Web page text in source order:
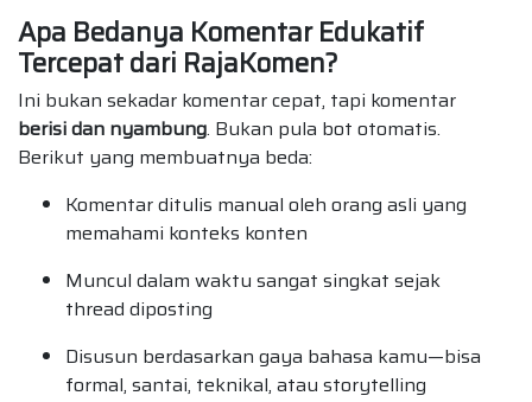
Apa Bedanya Komentar Edukatif
Tercepat dari RajaKomen?
Ini bukan sekadar komentar cepat, tapi komentar
berisi dan nyambung. Bukan pula bot otomatis.
Berikut yang membuatnya beda:
Komentar ditulis manual oleh orang asli yang
memahami konteks konten
Muncul dalam waktu sangat singkat sejak
thread diposting
Disusun berdasarkan gaya bahasa kamu—bisa
formal, santai, teknikal, atau storytelling